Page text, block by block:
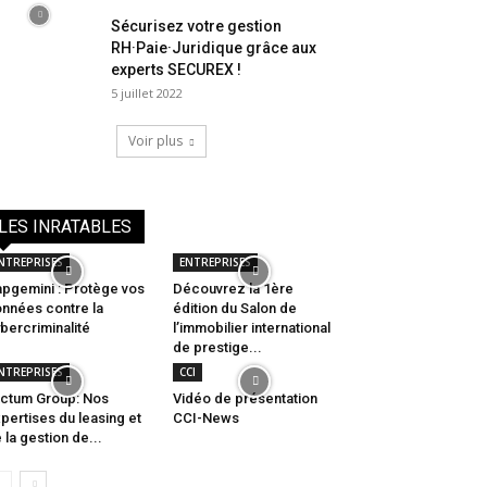
Sécurisez votre gestion
RH·Paie·Juridique grâce aux
experts SECUREX !
5 juillet 2022
Voir plus
LES INRATABLES
: Protège vos
contre la
ENTREPRISES
Découvrez la 1ère
édition du Salon de
l’immobilier international
de prestige...
Group: Nos
du leasing et
la gestion de...
CCI
Vidéo de présentation
CCI-News